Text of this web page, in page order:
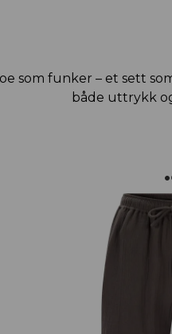
som funker – et sett
både uttrykk